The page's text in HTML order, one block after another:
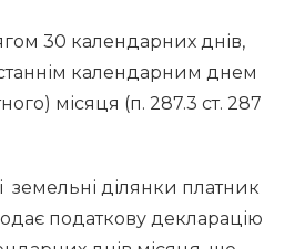
30 календарних днів,
календарним днем
місяця (п. 287.3 ст. 287
земельні ділянки платник
податкову декларацію